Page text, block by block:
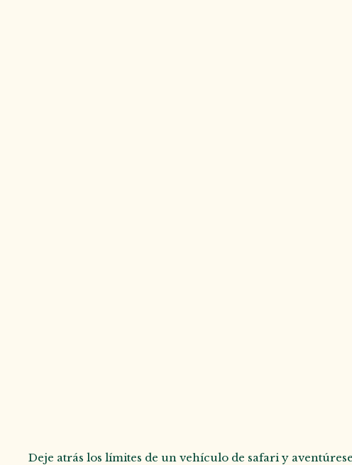
Deje atrás los límites de un vehículo de safari y